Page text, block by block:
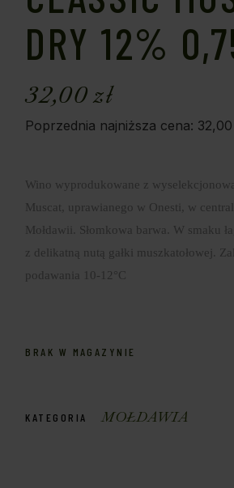
DRY 12%
32,00zł
Poprzednia najniższa cena: 32,00
Wino wyprodukowane z
Muscat, uprawianego w Onesti, w
Mołdawii. Słomkowa barwa. W smaku
z delikatną nutą gałki muszkatołowej.
podawania 10-12°C
BRAK W MAGAZYNIE
KATEGORIA MOŁDAWIA